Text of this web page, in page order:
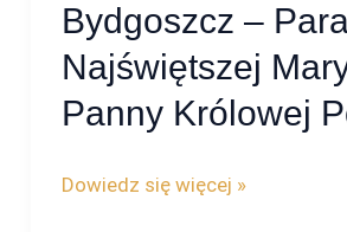
Bydgoszcz –
Najświętszej
Panny Królowej
Bydgoszcz
–
Parafia
pw.
Maryi
Dowiedz się więcej »